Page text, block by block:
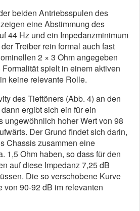
beiden Antriebsspulen des
eine Abstimmung des
44 Hz und ein Impedanzminimum
Treiber rein formal auch fast
2 × 3 Ohm angegeben
spielt in einem aktiven
keine relevante Rolle.
des Tieftöners (Abb. 4) an den
ergibt sich ein für ein
ungewöhnlich hoher Wert von 98
Der Grund findet sich darin,
Chassis zusammen eine
1,5 Ohm haben, so dass für den
auf diese Impedanz 7,25 dB
Die so verschobene Kurve
von 90-92 dB im relevanten